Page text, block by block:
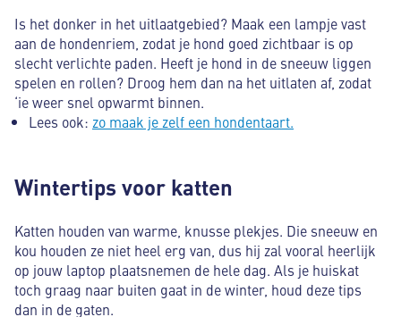
Is het donker in het uitlaatgebied? Maak een lampje vast
aan de hondenriem, zodat je hond goed zichtbaar is op
slecht verlichte paden. Heeft je hond in de sneeuw liggen
spelen en rollen? Droog hem dan na het uitlaten af, zodat
‘ie weer snel opwarmt binnen.
Lees ook: zo maak je zelf een hondentaart.
Wintertips voor katten
Katten houden van warme, knusse plekjes. Die sneeuw en
kou houden ze niet heel erg van, dus hij zal vooral heerlijk
op jouw laptop plaatsnemen de hele dag. Als je huiskat
toch graag naar buiten gaat in de winter, houd deze tips
dan in de gaten.